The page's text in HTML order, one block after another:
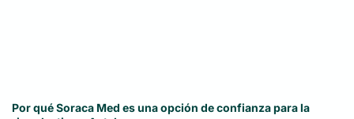
Por qué Soraca Med es una opción de confianza para la